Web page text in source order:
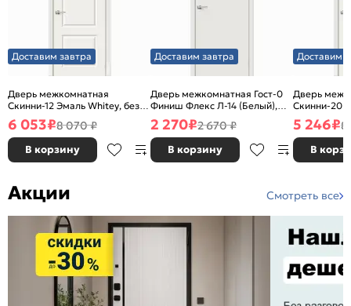
Доставим завтра
Дверь межкомнатная
Скинни-12 Эмаль Whitey, без
декора, глухая, без стекла,
без кромки, скиновая
6 053₽8 070 ₽
В корзину
Доставим завтра
Дверь межкомнатная Гост-0
Финиш Флекс Л-14 (Белый),
глухая, каркасно-щитовая
2 270₽2 670 ₽
В корзину
Доставим
Дверь
Скинни-20
декора,
без кромки,
5 246₽8
В
Акции Смотреть все